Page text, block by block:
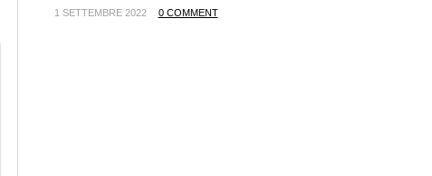
1 SETTEMBRE 2022 0 COMMENT